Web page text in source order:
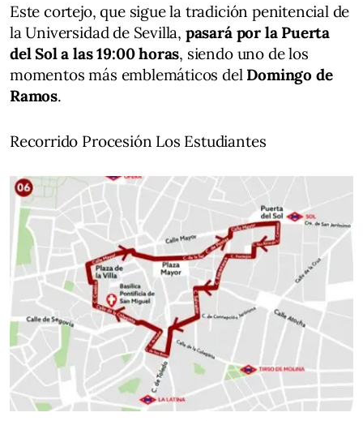
Este cortejo, que sigue la tradición penitencial de
la Universidad de Sevilla, pasará por la Puerta
del Sol a las 19:00 horas, siendo uno de los
momentos más emblemáticos del Domingo de
Ramos.
Recorrido Procesión Los Estudiantes